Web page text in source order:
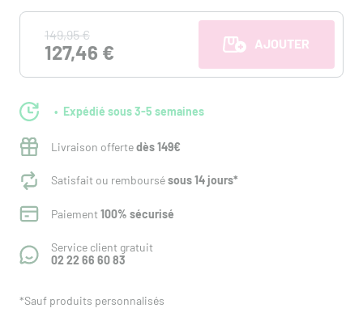
149,95 €
127,46 € AJOUTER AU
Expédié sous 3-5 semaines
Livraison offertedès 149€
Satisfait ou remboursésous 14 jours*
Paiement100% sécurisé
Service client gratuit
02 22 66 60 83
*Sauf produits personnalisés